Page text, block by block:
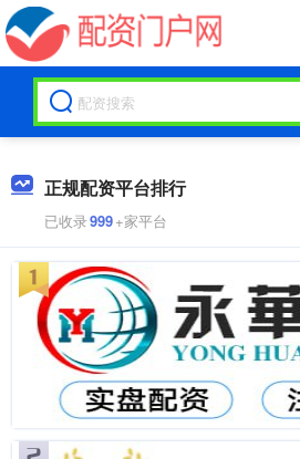
正规配资平台排行
已收录999+家平台